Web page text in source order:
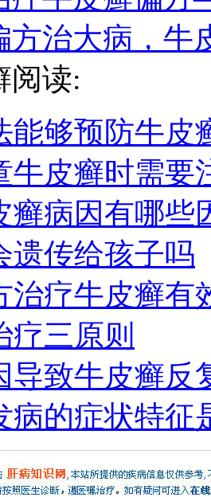
方治大病，牛
阅读:
能够预防牛皮
牛皮癣时需要
癣病因有哪些
遗传给孩子吗
治疗牛皮癣有
疗三原则
导致牛皮癣反
病的症状特征